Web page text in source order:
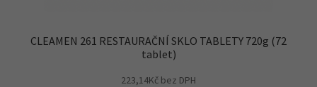
CLEAMEN 261 RESTAURAČNÍ SKLO TABLETY 720g (72
tablet)
223,14Kč bez DPH